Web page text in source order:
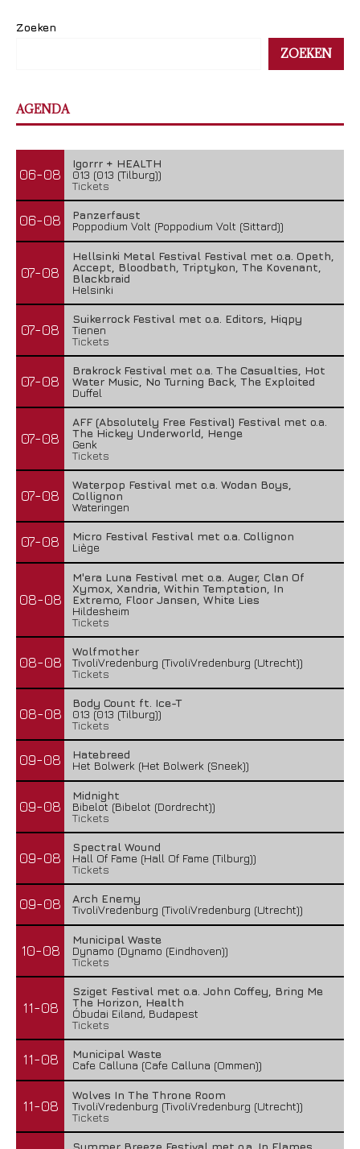
Zoeken
ZOEKEN
AGENDA
06-08
Igorrr + HEALTH
013 (013 (Tilburg))
Tickets
06-08
Panzerfaust
Poppodium Volt (Poppodium Volt (Sittard))
07-08
Hellsinki Metal Festival Festival met o.a. Opeth,
Accept, Bloodbath, Triptykon, The Kovenant,
Blackbraid
Helsinki
07-08
Suikerrock Festival met o.a. Editors, Hiqpy
Tienen
Tickets
07-08
Brakrock Festival met o.a. The Casualties, Hot
Water Music, No Turning Back, The Exploited
Duffel
07-08
AFF (Absolutely Free Festival) Festival met o.a.
The Hickey Underworld, Henge
Genk
Tickets
07-08
Waterpop Festival met o.a. Wodan Boys,
Collignon
Wateringen
07-08
Micro Festival Festival met o.a. Collignon
Liège
08-08
M'era Luna Festival met o.a. Auger, Clan Of
Xymox, Xandria, Within Temptation, In
Extremo, Floor Jansen, White Lies
Hildesheim
Tickets
08-08
Wolfmother
TivoliVredenburg (TivoliVredenburg (Utrecht))
Tickets
08-08
Body Count ft. Ice-T
013 (013 (Tilburg))
Tickets
09-08
Hatebreed
Het Bolwerk (Het Bolwerk (Sneek))
09-08
Midnight
Bibelot (Bibelot (Dordrecht))
Tickets
09-08
Spectral Wound
Hall Of Fame (Hall Of Fame (Tilburg))
Tickets
09-08
Arch Enemy
TivoliVredenburg (TivoliVredenburg (Utrecht))
10-08
Municipal Waste
Dynamo (Dynamo (Eindhoven))
Tickets
11-08
Sziget Festival met o.a. John Coffey, Bring Me
The Horizon, Health
Óbudai Eiland, Budapest
Tickets
11-08
Municipal Waste
Cafe Calluna (Cafe Calluna (Ommen))
11-08
Wolves In The Throne Room
TivoliVredenburg (TivoliVredenburg (Utrecht))
Tickets
Summer Breeze Festival met o.a. In Flames,